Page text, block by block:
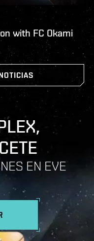
with FC Okami
EN EVE